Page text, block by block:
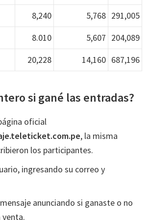
8,240 5,768 291,005
8.010 5,607 204,089
20,228 14,160 687,196
si gané las entradas?
oficial
, la misma
los participantes.
ingresando su correo y
anunciando si ganaste o no
venta.